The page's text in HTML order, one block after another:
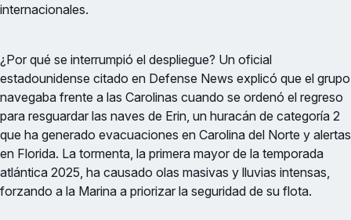
internacionales.
¿Por qué se interrumpió el despliegue? Un oficial
estadounidense citado en Defense News explicó que el grupo
navegaba frente a las Carolinas cuando se ordenó el regreso
para resguardar las naves de Erin, un huracán de categoría 2
que ha generado evacuaciones en Carolina del Norte y alertas
en Florida. La tormenta, la primera mayor de la temporada
atlántica 2025, ha causado olas masivas y lluvias intensas,
forzando a la Marina a priorizar la seguridad de su flota.